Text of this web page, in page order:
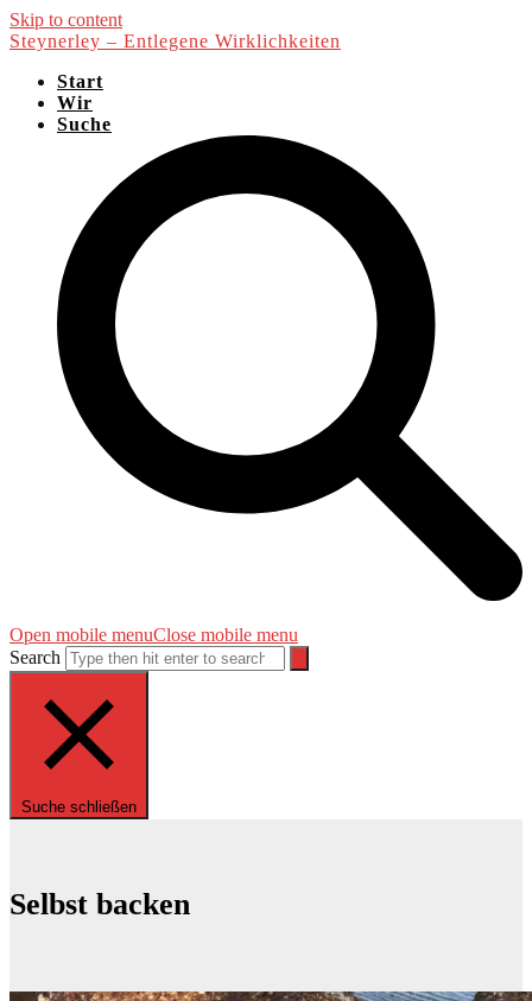
Skip to content
Steynerley – Entlegene Wirklichkeiten
Start
Wir
Suche
Open mobile menuClose mobile menu
Search
Suche schließen
Selbst backen